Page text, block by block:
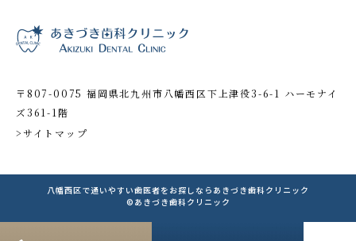
〒807-0075 福岡県北九州市八幡西区下上津役3-6-1 ハーモナイ
ズ361-1階
>サイトマップ
八幡西区で通いやすい歯医者をお探しならあきづき歯科クリニック
©あきづき歯科クリニック